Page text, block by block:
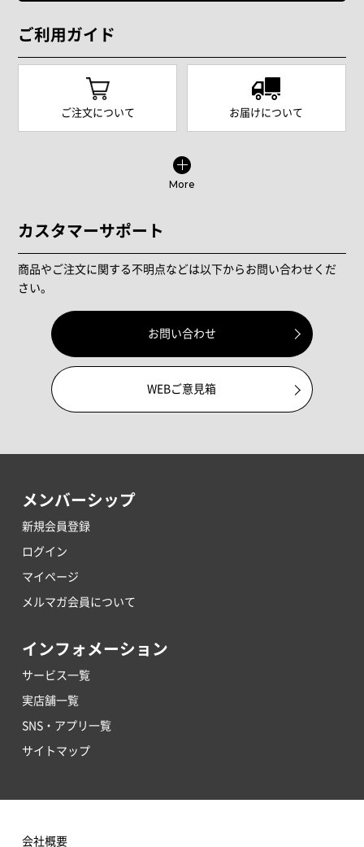
ご利用ガイド
ご注文について お届けについて
More
カスタマーサポート
商品やご注文に関する不明点などは以下からお問い合わせくだ
さい。
お問い合わせ
WEBご意見箱
メンバーシップ
新規会員登録
ログイン
マイページ
メルマガ会員について
インフォメーション
サービス一覧
実店舗一覧
SNS・アプリ一覧
サイトマップ
会社概要